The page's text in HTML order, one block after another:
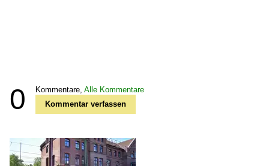
0 Kommentare, Alle Kommentare
Kommentar verfassen